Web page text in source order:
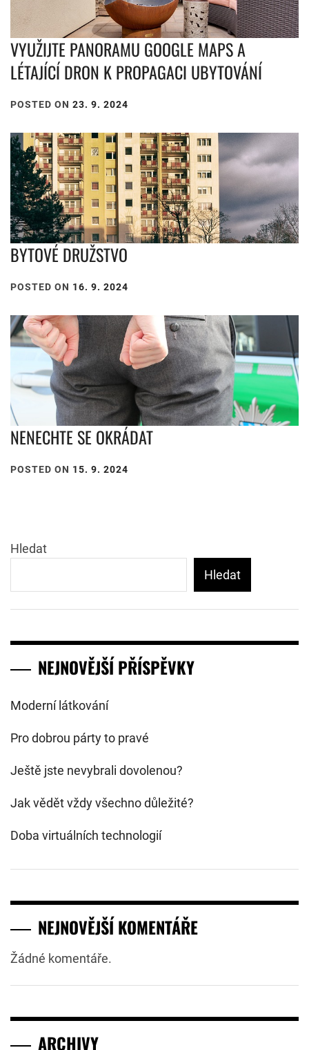
VYUŽIJTE PANORAMU GOOGLE MAPS A
LÉTAJÍCÍ DRON K PROPAGACI UBYTOVÁNÍ
POSTED ON 23. 9. 2024
BYTOVÉ DRUŽSTVO
POSTED ON 16. 9. 2024
NENECHTE SE OKRÁDAT
POSTED ON 15. 9. 2024
Hledat
Hledat
NEJNOVĚJŠÍ PŘÍSPĚVKY
Moderní látkování
Pro dobrou párty to pravé
Ještě jste nevybrali dovolenou?
Jak vědět vždy všechno důležité?
Doba virtuálních technologií
NEJNOVĚJŠÍ KOMENTÁŘE
Žádné komentáře.
ARCHIVY